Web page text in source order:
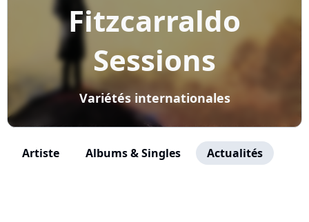
Fitzcarraldo
Sessions
Variétés internationales
Artiste Albums & Singles Actualités